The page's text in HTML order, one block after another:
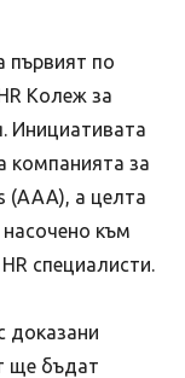
първият по
Колеж за
Инициативата
компанията за
(AAA), а целта
към
специалисти.
доказани
ще бъдат